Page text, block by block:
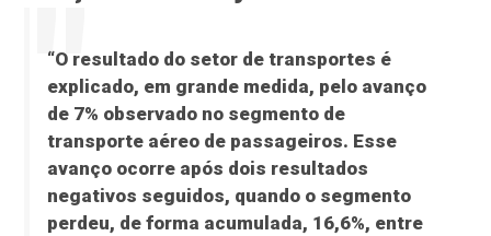
“O resultado do setor de transportes é
explicado, em grande medida, pelo avanço
de 7% observado no segmento de
transporte aéreo de passageiros. Esse
avanço ocorre após dois resultados
negativos seguidos, quando o segmento
perdeu, de forma acumulada, 16,6%, entre